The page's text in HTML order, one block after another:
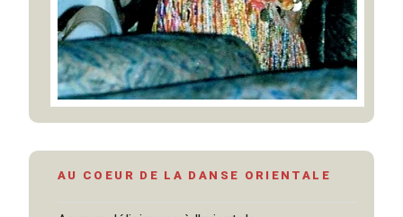
AU COEUR DE LA DANSE ORIENTALE